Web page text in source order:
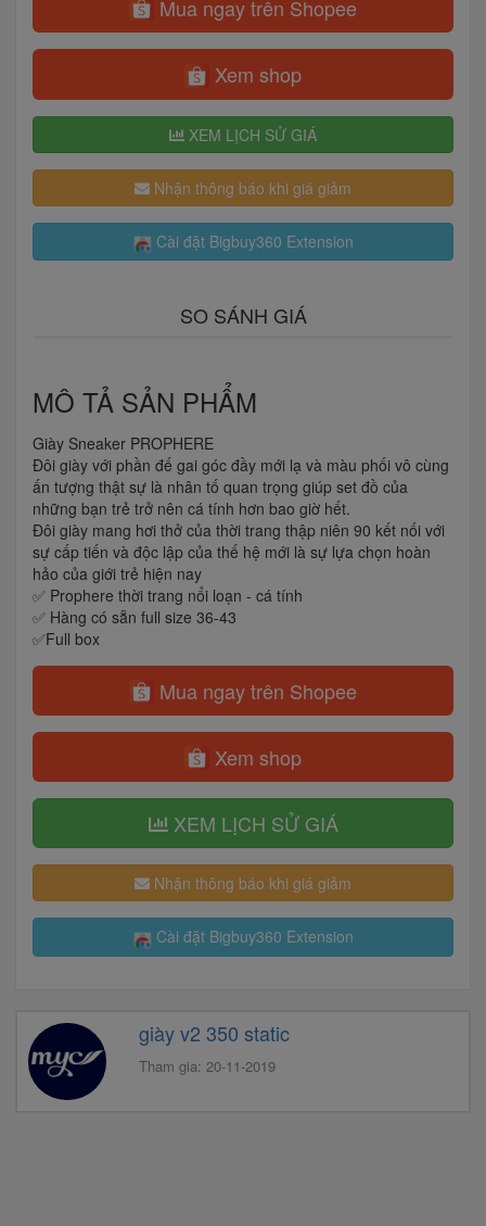
Mua ngay trên Shopee
Xem shop
XEM LỊCH SỬ GIÁ
Nhận thông báo khi giá giảm
Cài đặt Bigbuy360 Extension
SO SÁNH GIÁ
MÔ TẢ SẢN PHẨM
Giày Sneaker PROPHERE
Đôi giày với phần đế gai góc đầy mới lạ và màu phối vô cùng
ấn tượng thật sự là nhân tố quan trọng giúp set đồ của
những bạn trẻ trở nên cá tính hơn bao giờ hết.
Đôi giày mang hơi thở của thời trang thập niên 90 kết nối với
sự cấp tiến và độc lập của thế hệ mới là sự lựa chọn hoàn
hảo của giới trẻ hiện nay
✅ Prophere thời trang nổi loạn - cá tính
✅ Hàng có sẵn full size 36-43
✅Full box
Mua ngay trên Shopee
Xem shop
XEM LỊCH SỬ GIÁ
Nhận thông báo khi giá giảm
Cài đặt Bigbuy360 Extension
giày v2 350 static
Tham gia: 20-11-2019